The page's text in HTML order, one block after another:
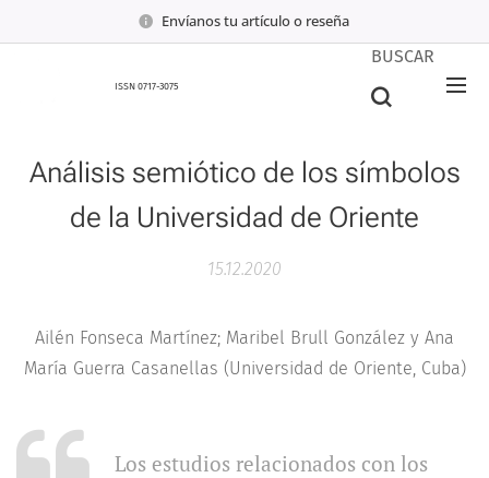
Envíanos tu artículo o reseña
ISSN 0717-3075
BUSCAR
Análisis semiótico de los símbolos
de la Universidad de Oriente
15.12.2020
Ailén Fonseca Martínez; Maribel Brull González y Ana
María Guerra Casanellas (Universidad de Oriente, Cuba)
Los estudios relacionados con los